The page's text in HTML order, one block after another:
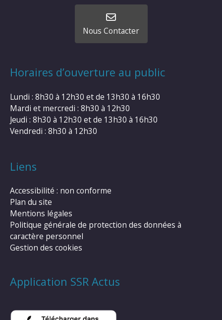
Nous Contacter
Horaires d’ouverture au public
Lundi : 8h30 à 12h30 et de 13h30 à 16h30
Mardi et mercredi : 8h30 à 12h30
Jeudi : 8h30 à 12h30 et de 13h30 à 16h30
Vendredi : 8h30 à 12h30
Liens
Accessibilité : non conforme
Plan du site
Mentions légales
Politique générale de protection des données à
caractère personnel
Gestion des cookies
Application SSR Actus